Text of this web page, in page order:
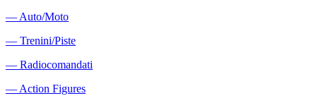
― Auto/Moto
― Trenini/Piste
― Radiocomandati
― Action Figures